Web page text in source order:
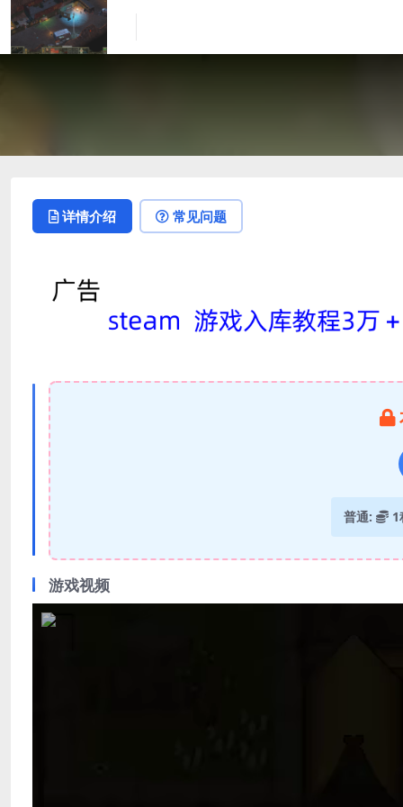
详情介绍 常见问题
普通: 1
游戏视频